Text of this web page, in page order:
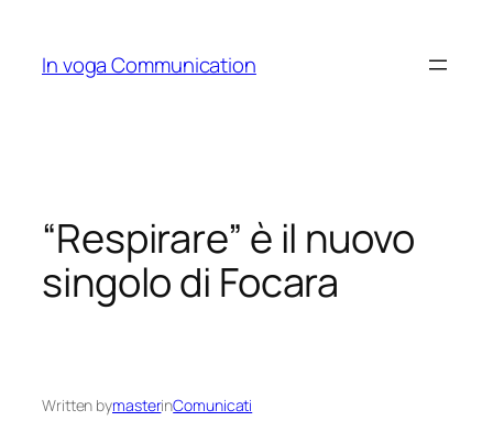
content
In voga Communication
“Respirare” è il nuovo
singolo di Focara
Written bymasterinComunicati